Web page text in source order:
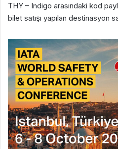
THY – Indigo arasındaki kod
bilet satışı yapılan destinasyon